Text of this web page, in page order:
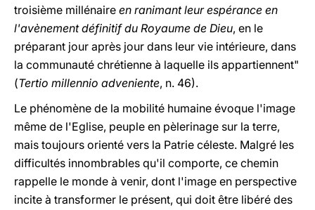
troisième millénaire en ranimant leur espérance en
l'avènement définitif du Royaume de Dieu, en le
préparant jour après jour dans leur vie intérieure, dans
la communauté chrétienne à laquelle ils appartiennent"
(Tertio millennio adveniente, n. 46).
Le phénomène de la mobilité humaine évoque l'image
même de l'Eglise, peuple en pèlerinage sur la terre,
mais toujours orienté vers la Patrie céleste. Malgré les
difficultés innombrables qu'il comporte, ce chemin
rappelle le monde à venir, dont l'image en perspective
incite à transformer le présent, qui doit être libéré des